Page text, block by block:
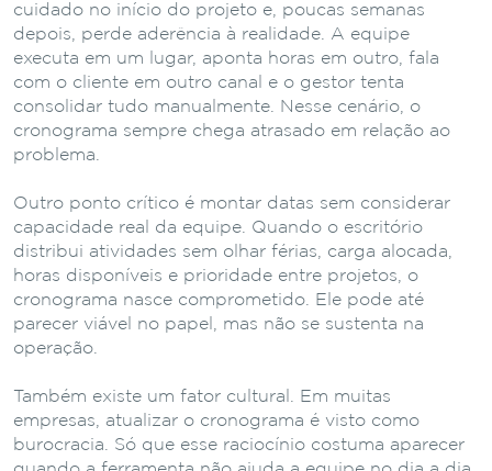
cuidado no início do projeto e, poucas semanas
depois, perde aderência à realidade. A equipe
executa em um lugar, aponta horas em outro, fala
com o cliente em outro canal e o gestor tenta
consolidar tudo manualmente. Nesse cenário, o
cronograma sempre chega atrasado em relação ao
problema.
Outro ponto crítico é montar datas sem considerar
capacidade real da equipe. Quando o escritório
distribui atividades sem olhar férias, carga alocada,
horas disponíveis e prioridade entre projetos, o
cronograma nasce comprometido. Ele pode até
parecer viável no papel, mas não se sustenta na
operação.
Também existe um fator cultural. Em muitas
empresas, atualizar o cronograma é visto como
burocracia. Só que esse raciocínio costuma aparecer